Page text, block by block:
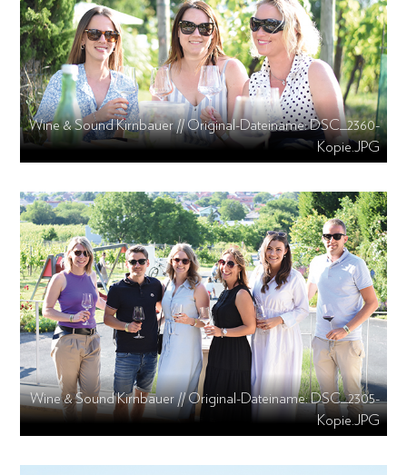
Wine & Sound Kirnbauer // Original-Dateiname: DSC_2360-
Kopie.JPG
Wine & Sound Kirnbauer // Original-Dateiname: DSC_2305-
Kopie.JPG